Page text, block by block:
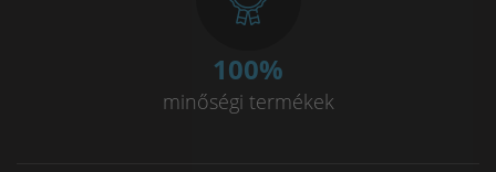
100%
minőségi termékek